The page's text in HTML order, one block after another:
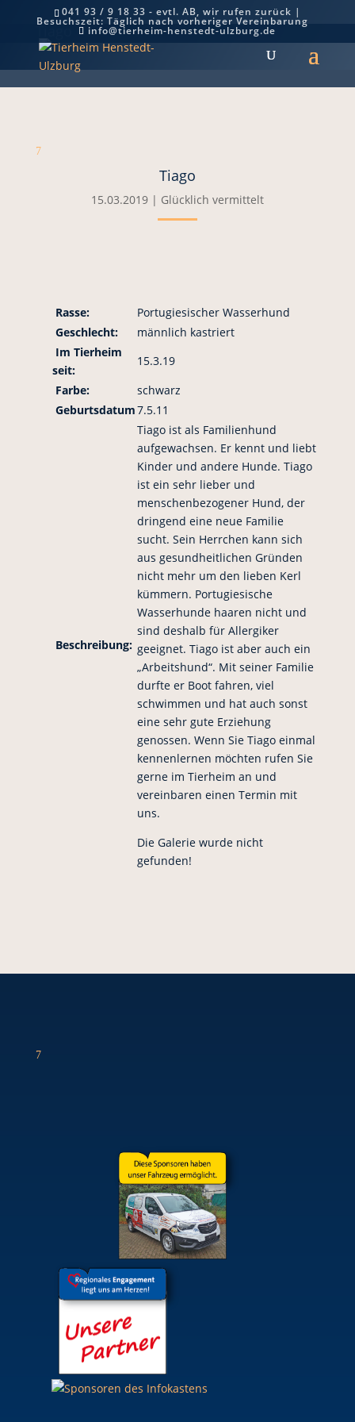
041 93 / 9 18 33 - evtl. AB, wir rufen zurück |
Besuchszeit: Täglich nach vorheriger Vereinbarung
info@tierheim-henstedt-ulzburg.de
Tiago
7
Tiago
15.03.2019| Glücklich vermittelt
Rasse:
Portugiesischer Wasserhund
Geschlecht:
männlich kastriert
Im Tierheim
seit:
15.3.19
Farbe:
schwarz
Geburtsdatum7.5.11
Beschreibung:
Tiago ist als Familienhund
aufgewachsen. Er kennt und liebt
Kinder und andere Hunde. Tiago
ist ein sehr lieber und
menschenbezogener Hund, der
dringend eine neue Familie
sucht. Sein Herrchen kann sich
aus gesundheitlichen Gründen
nicht mehr um den lieben Kerl
kümmern. Portugiesische
Wasserhunde haaren nicht und
sind deshalb für Allergiker
geeignet. Tiago ist aber auch ein
„Arbeitshund“. Mit seiner Familie
durfte er Boot fahren, viel
schwimmen und hat auch sonst
eine sehr gute Erziehung
genossen. Wenn Sie Tiago einmal
kennenlernen möchten rufen Sie
gerne im Tierheim an und
vereinbaren einen Termin mit
uns.
Die Galerie wurde nicht
gefunden!
7